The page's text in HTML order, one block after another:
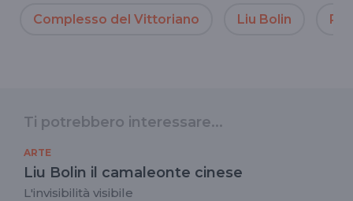
Complesso del Vittoriano Liu Bolin
Ti potrebbero interessare...
ARTE
Liu Bolin il camaleonte cinese
L'invisibilità visibile